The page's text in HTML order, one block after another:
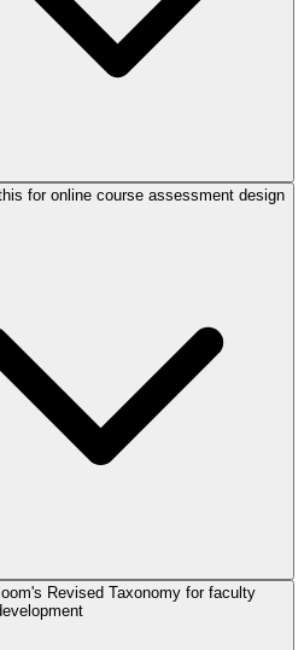
for online course assessment design?
Revised Taxonomy for faculty